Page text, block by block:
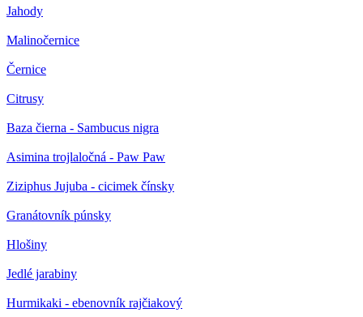
Jahody
Malinočernice
Černice
Citrusy
Baza čierna - Sambucus nigra
Asimina trojlaločná - Paw Paw
Ziziphus Jujuba - cicimek čínsky
Granátovník púnsky
Hlošiny
Jedlé jarabiny
Hurmikaki - ebenovník rajčiakový